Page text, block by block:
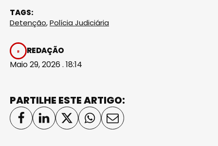
TAGS:
Detenção,Polícia Judiciária
REDAÇÃO
Maio 29, 2026 . 18:14
PARTILHE ESTE ARTIGO: